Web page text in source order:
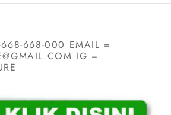
668-000 EMAIL =
IG =